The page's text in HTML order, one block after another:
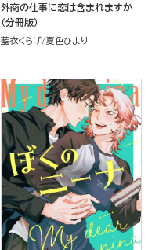
外商の仕事に恋は含まれますか
（分冊版）
藍衣くらげ 夏色ひより